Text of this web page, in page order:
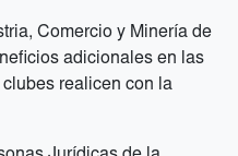
Comercio y Minería de
adicionales en las
realicen con la